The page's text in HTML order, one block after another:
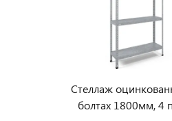
Стеллаж
болтах 1800мм, 4